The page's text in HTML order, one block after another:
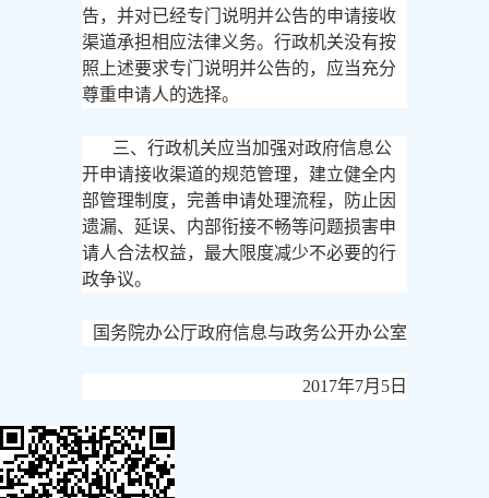
告，并对已经专门说明并公告的申请接收
渠道承担相应法律义务。行政机关没有按
照上述要求专门说明并公告的，应当充分
尊重申请人的选择。
三、行政机关应当加强对政府信息公
开申请接收渠道的规范管理，建立健全内
部管理制度，完善申请处理流程，防止因
遗漏、延误、内部衔接不畅等问题损害申
请人合法权益，最大限度减少不必要的行
政争议。
国务院办公厅政府信息与政务公开办公室
2017年7月5日